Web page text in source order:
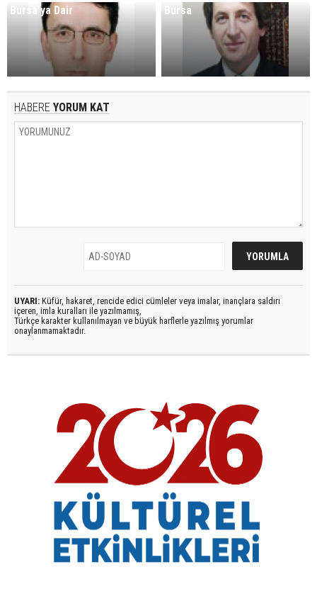
Bursa'ya Dair Bursa
HABERE YORUM KAT
UYARI: Küfür, hakaret, rencide edici cümleler veya imalar, inançlara saldırı
içeren, imla kuralları ile yazılmamış,
Türkçe karakter kullanılmayan ve büyük harflerle yazılmış yorumlar
onaylanmamaktadır.